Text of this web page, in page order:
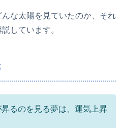
な太陽を見ていたのか、それ
しています。
るのを見る夢は、運気上昇